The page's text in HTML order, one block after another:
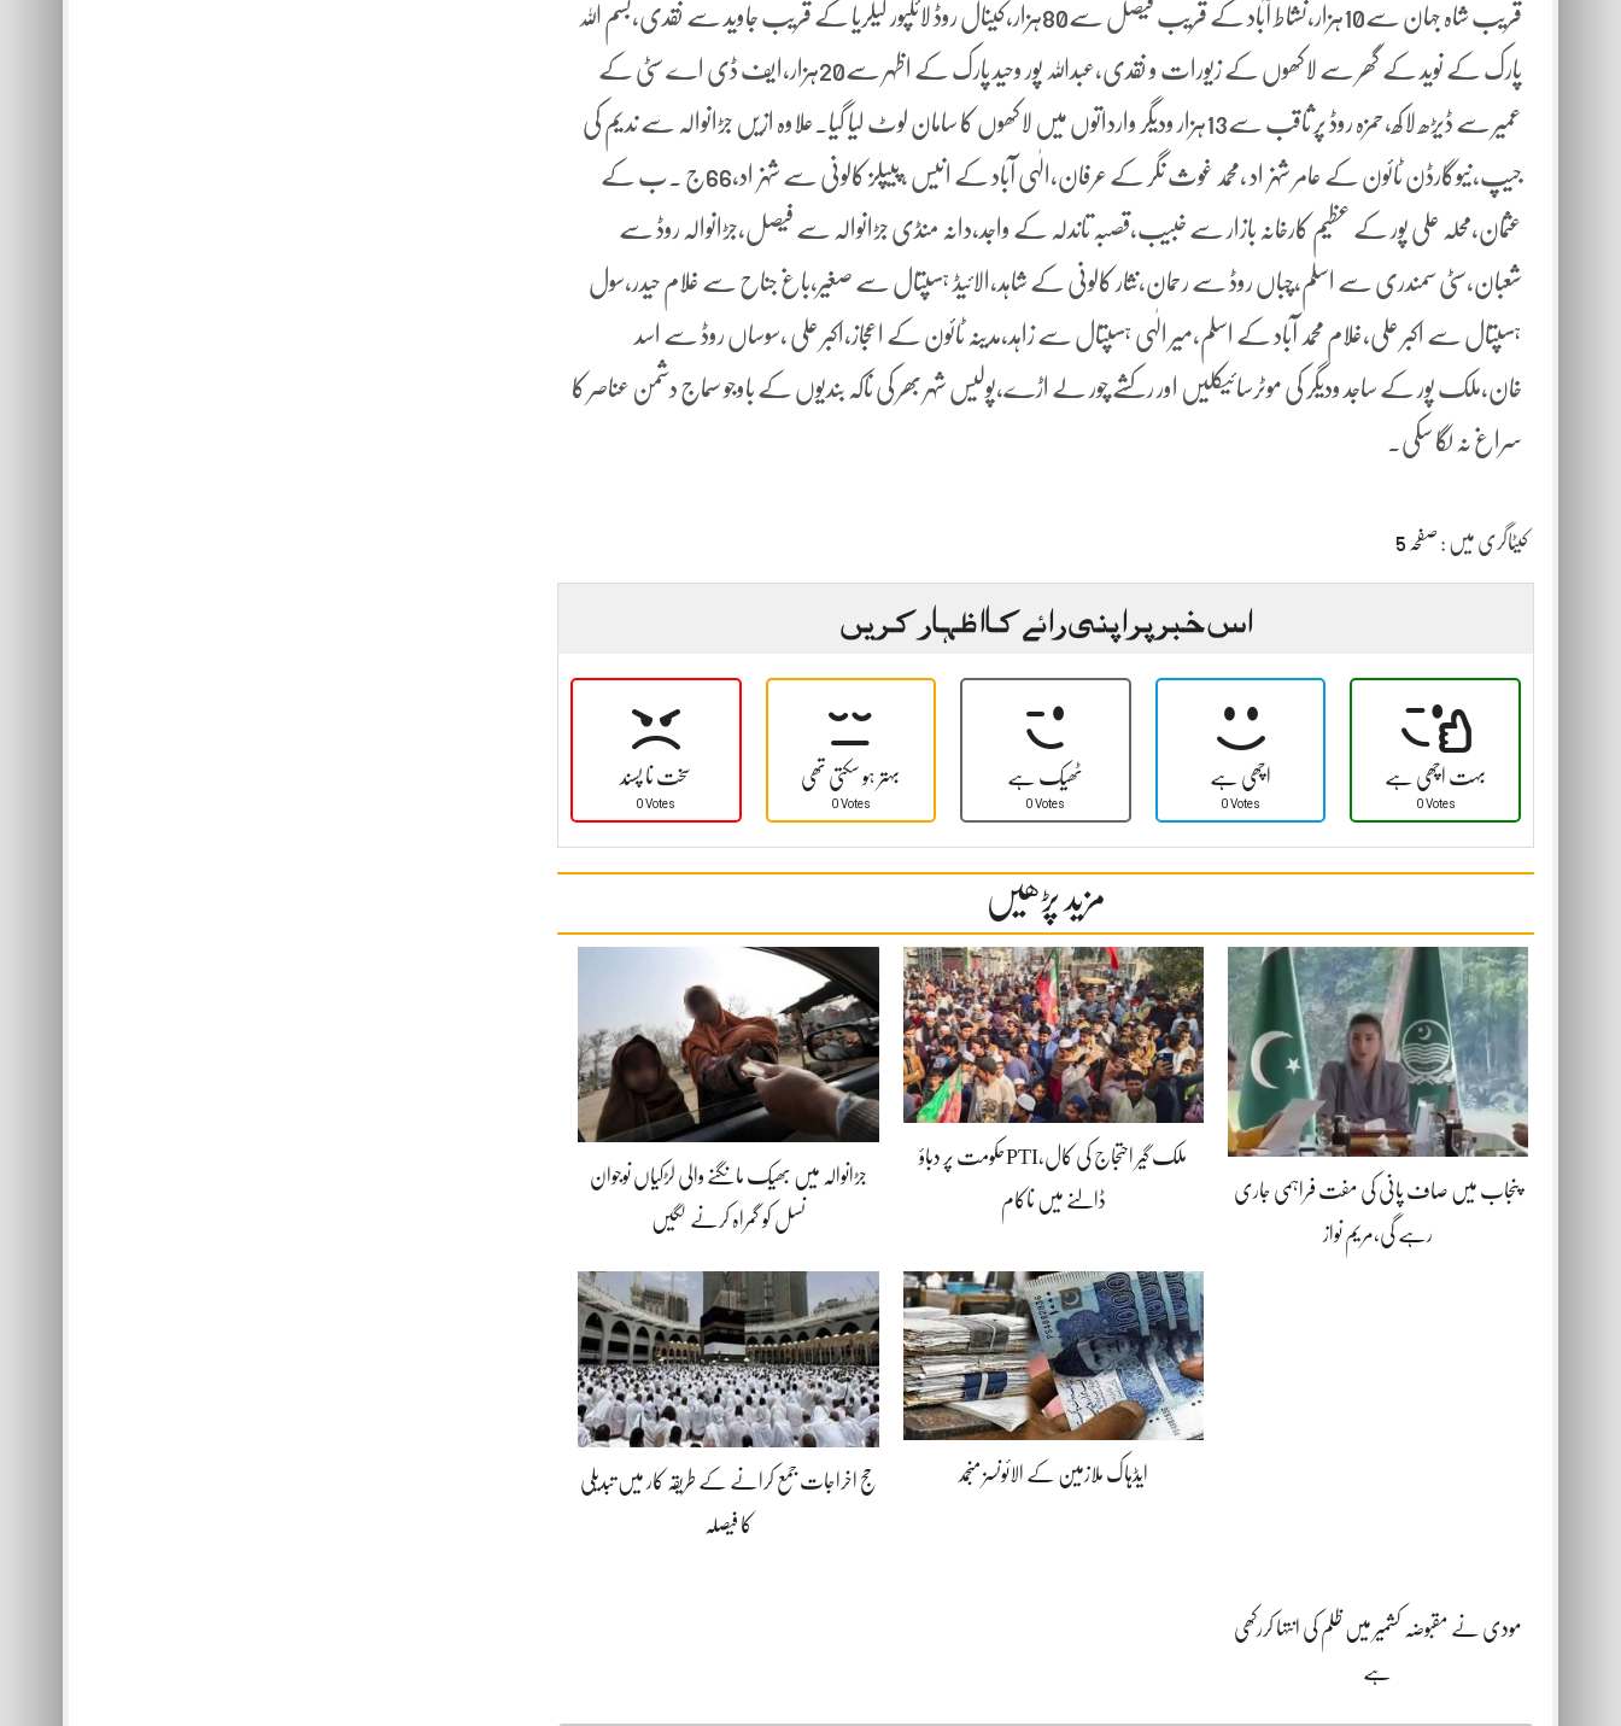
قریب شاہ جہان سے10ہزار،نشاط آباد کے قریب فیصل سے80ہزار،کینال روڈ لائلپور گیلریا کے قریب جاوید سے نقدی،بسم اللہ
پارک کے نوید کے گھر سے لاکھوں کے زیورات و نقدی،عبداللہ پور وحید پارک کے اظہر سے20ہزار،ایف ڈی اے سٹی کے
عمیر سے ڈیڑھ لاکھ،حمزہ روڈ پر ثاقب سے13ہزار ودیگر وارداتوں میں لاکھوں کا سامان لوٹ لیا گیا۔علاوہ ازیں جڑانوالہ سے ندیم کی
جیپ،نیوگارڈن ٹائون کے عامر شہزاد ،محمد غوث نگر کے عرفان،الٰہی آباد کے انیس ،پیپلز کالونی سے شہزاد،66ج ۔ب کے
عثمان،محلہ علی پور کے عظیم کارخانہ بازار سے خبیب،قصبہ تاندلہ کے واجد،دانہ منڈی جڑانوالہ سے فیصل،جڑانوالہ روڈ سے
شعبان،سٹی سمندری سے اسلم،چباں روڈ سے رحمان،نثار کالونی کے شاہد،الائیڈ ہسپتال سے صغیر،باغ جناح سے غلام حیدر،سول
ہسپتال سے اکبر علی،غلام محمد آباد کے اسلم،میر الٰہی ہسپتال سے زاہد،مدینہ ٹائون کے اعجاز،اکبر علی ،سوساں روڈ سے اسد
خان،ملک پور کے ساجد ودیگر کی موٹرسائیکلیں اور رکشے چور لے اڑے،پولیس شہر بھر کی ناکہ بندیوں کے باوجو سماج دشمن عناصر کا
سراغ نہ لگا سکی۔
کیٹاگری میں : صفحہ 5
اس خبر پر اپنی رائے کا اظہار کریں
سخت نا پسند
0 Votes
بہتر ہو سکتی تھی
0 Votes
ٹھیک ہے
0 Votes
اچھی ہے
0 Votes
بہت اچھی ہے
0 Votes
مزید پڑھیں
پنجاب میں صاف پانی کی مفت فراہمی جاری
رہے گی،مریم نواز
ملک گیر احتجاج کی کال،PTIحکومت پر دباؤ
ڈالنے میں ناکام
جڑانوالہ میں بھیک مانگنے والی لڑکیاں نوجوان
نسل کو گمراہ کرنے لگیں
ایڈہاک ملازمین کے الائونسز منجمد حج اخراجات جمع کرانے کے طریقہ کار میں تبدیلی
کا فیصلہ
مودی نے مقبوضہ کشمیر میں ظلم کی انتہا کررکھی
ہے